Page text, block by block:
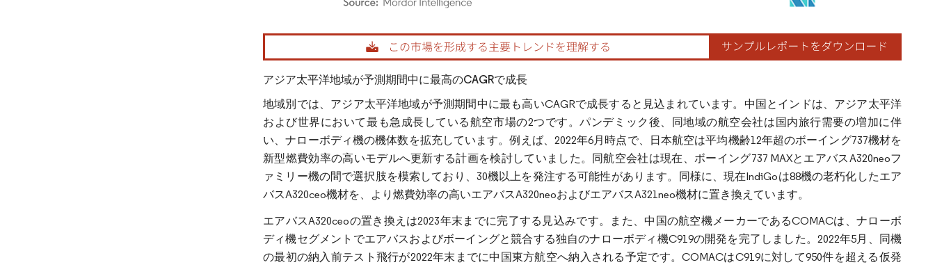
画像 © Mordor Intelligence。再利用にはCC BY 4.0の表示が必要です。
アジア太平洋地域が予測期間中に最高のCAGRで成長
地域別では、アジア太平洋地域が予測期間中に最も高いCAGRで成長すると見込まれています。中国とインドは、アジア太平洋
および世界において最も急成長している航空市場の2つです。パンデミック後、同地域の航空会社は国内旅行需要の増加に伴
い、ナローボディ機の機体数を拡充しています。例えば、2022年6月時点で、日本航空は平均機齢12年超のボーイング737機材を
新型燃費効率の高いモデルへ更新する計画を検討していました。同航空会社は現在、ボーイング737 MAXとエアバスA320neoフ
ァミリー機の間で選択肢を模索しており、30機以上を発注する可能性があります。同様に、現在IndiGoは88機の老朽化したエア
バスA320ceo機材を、より燃費効率の高いエアバスA320neoおよびエアバスA321neo機材に置き換えています。
エアバスA320ceoの置き換えは2023年末までに完了する見込みです。また、中国の航空機メーカーであるCOMACは、ナローボ
ディ機セグメントでエアバスおよびボーイングと競合する独自のナローボディ機C919の開発を完了しました。2022年5月、同機
の最初の納入前テスト飛行が2022年末までに中国東方航空へ納入される予定です。COMACはC919に対して950件を超える仮発